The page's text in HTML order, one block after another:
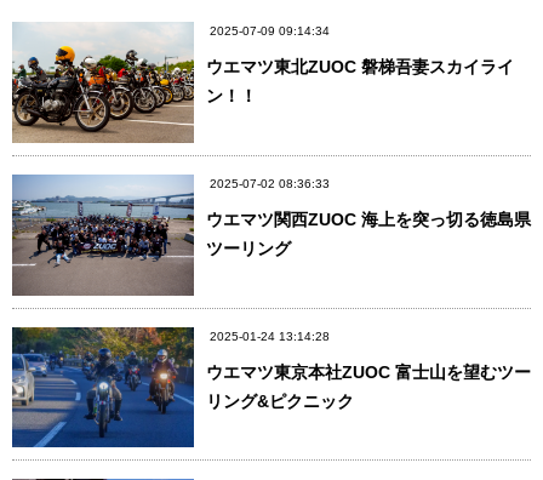
2025-07-09 09:14:34
ウエマツ東北ZUOC 磐梯吾妻スカイライ
ン！！
2025-07-02 08:36:33
ウエマツ関西ZUOC 海上を突っ切る徳島県
ツーリング
2025-01-24 13:14:28
ウエマツ東京本社ZUOC 富士山を望むツー
リング&ピクニック